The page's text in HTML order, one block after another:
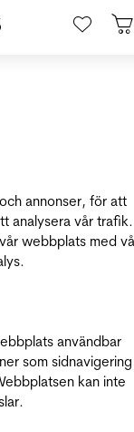
annonser, för att
analysera vår
webbplats med
användbar
som
kan inte